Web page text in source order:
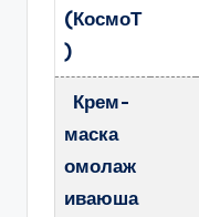
(КосмоТ
)
Крем-
маска
омолаж
иваюша